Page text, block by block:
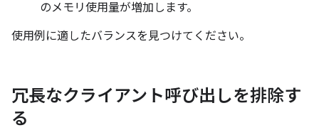
のメモリ使用量が増加します。
使用例に適したバランスを見つけてください。
冗長なクライアント呼び出しを排除す
る